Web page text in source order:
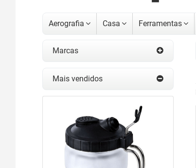
Aerografia Casa Ferramentas
Marcas
Mais vendidos